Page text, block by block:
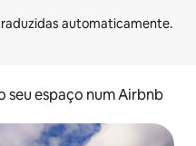
seu espaço num Airbnb